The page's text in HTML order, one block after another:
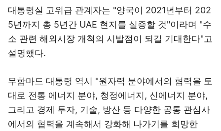
대통령실 고위급 관계자는 "양국이 2021년부터 202
5년까지 총 5년간 UAE 현지를 실증할 것"이라며 "수
소 관련 해외시장 개척의 시발점이 되길 기대한다"고
설명했다.
무함마드 대통령 역시 "원자력 분야에서의 협력을 토
대로 전통 에너지 분야, 청정에너지, 신에너지 분야,
그리고 경제 투자, 기술, 방산 등 다양한 공통 관심사
에서의 협력을 계속해서 강화해 나가기를 희망한